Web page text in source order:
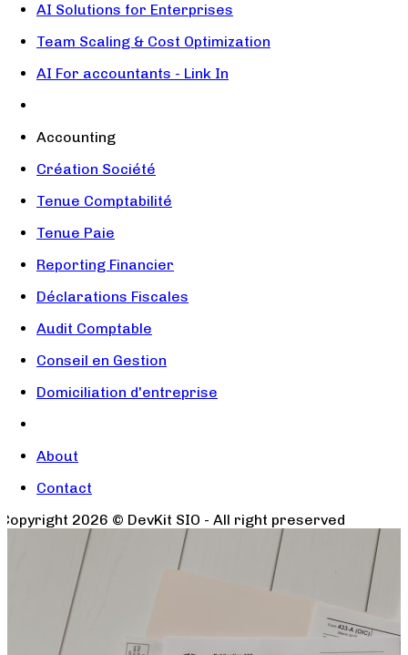
AI Solutions for Enterprises
Team Scaling & Cost Optimization
AI For accountants - Link In
Accounting
Création Société
Tenue Comptabilité
Tenue Paie
Reporting Financier
Déclarations Fiscales
Audit Comptable
Conseil en Gestion
Domiciliation d'entreprise
About
Contact
Copyright 2026 © DevKit SIO - All right preserved